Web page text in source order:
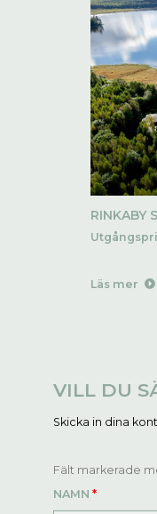
RINKABY
Läs mer
VILL DU
Skicka in dina
Fält markerade
NAMN *